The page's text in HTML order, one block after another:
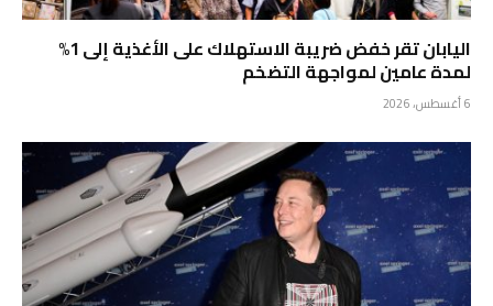
اليابان تقر خفض ضريبة الاستهلاك على الأغذية إلى 1%
لمدة عامين لمواجهة التضخم
6 أغسطس، 2026